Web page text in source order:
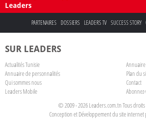
Leaders
PARTENAIRES DOSSIERS LEADERS TV SUCCESS STORY
SUR LEADERS
Actualités Tunisie
Annuaire de personnalités
Plan du
Qui sommes nous
Contact
Leaders Mobile
© 2009 - 2026 Leaders.com.tn Tous droits
Conception et Développement du site internet